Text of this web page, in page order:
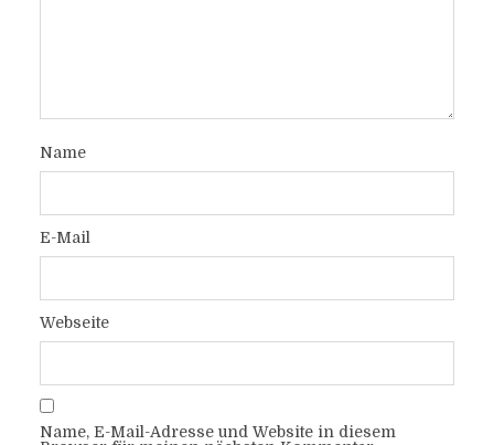
Name
E-Mail
Webseite
Name, E-Mail-Adresse und Website in diesem